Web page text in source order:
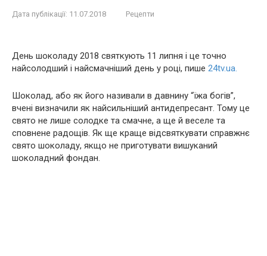
Дата публікації: 11.07.2018 Рецепти
День шоколаду 2018 святкують 11 липня і це точно
найсолодший і найсмачніший день у році, пише 24tv.ua.
Шоколад, або як його називали в давнину “їжа богів”,
вчені визначили як найсильніший антидепресант. Тому це
свято не лише солодке та смачне, а ще й веселе та
сповнене радощів. Як ще краще відсвяткувати справжнє
свято шоколаду, якщо не приготувати вишуканий
шоколадний фондан.